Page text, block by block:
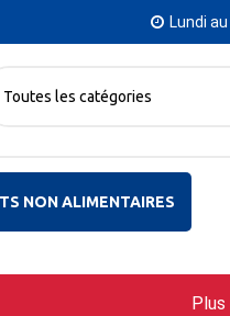
Lundi
Toutes les catégories
NON ALIMENTAIRES